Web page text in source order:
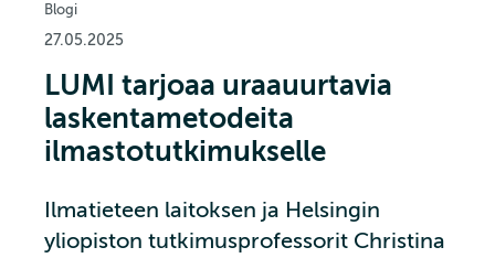
Blogi
27.05.2025
LUMI tarjoaa uraauurtavia
laskentametodeita
ilmastotutkimukselle
Ilmatieteen laitoksen ja Helsingin
yliopiston tutkimusprofessorit Christina